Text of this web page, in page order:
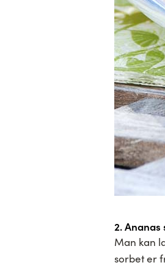
2.
Man kan
sorbet er